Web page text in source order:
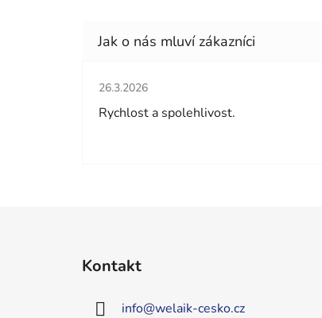
Hodnocení obchodu je 5 z 5 hvězdiček.
26.3.2026
Rychlost a spolehlivost.
Kontakt
info@welaik-cesko.cz